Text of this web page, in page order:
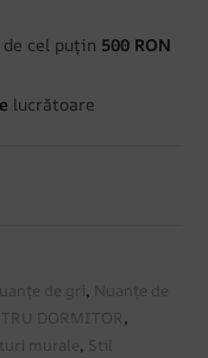
cel puțin 500 RON
lucrătoare
de gri,
Nuanțe de
DORMITOR,
murale, Stil